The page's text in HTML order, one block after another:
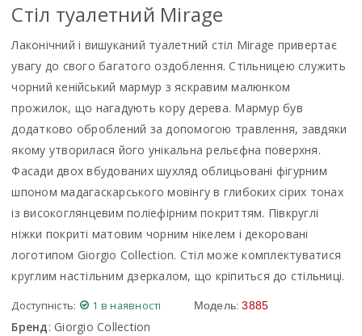
Стiл туалетний Mirage
Лаконічний і вишуканий туалетний стіл Mirage привертає
увагу до свого багатого оздоблення. Стільницею служить
чорний кенійський мармур з яскравим малюнком
прожилок, що нагадують кору дерева. Мармур був
додатково оброблений за допомогою травлення, завдяки
якому утворилася його унікальна рельєфна поверхня.
Фасади двох вбудованих шухляд облицьовані фігурним
шпоном мадагаскарського мовінгу в глибоких сірих тонах
із високоглянцевим поліефірним покриттям. Півкруглі
ніжки покриті матовим чорним нікелем і декоровані
логотипом Giorgio Collection. Стіл може комплектуватися
круглим настільним дзеркалом, що кріпиться до стільниці.
Доступність: 1 в наявності Модель: 3885
Бренд: Giorgio Collection